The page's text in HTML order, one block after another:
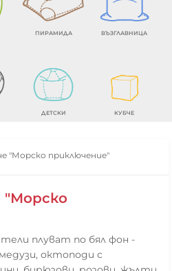
ПИРАМИДА ВЪЗГЛАВНИЦА
ДЕТСКИ КУБЧЕ
"Морско приключение"
"Морско
плуват по бял фон -
октоподи с